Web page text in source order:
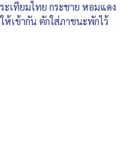
ะเทียมไทย กระชาย หอมแดง
ห้เข้ากัน ตักใส่ภาชนะพักไว้